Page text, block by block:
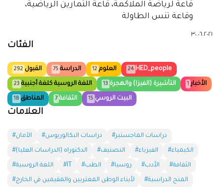
قاعة لرياضة الملاكمة، قاعة التمارين الرياضية،
وقاعة تنس الطاولة
٣٠.٠٦.٢٠٢١
الفئات
القبول 292 الدراسة 75 العلوم 12 HED_people
24
اللغة الروسية كلغة أجنبية 23 التأشيرة (الفيزا) والهجرة 13 الأخبار 1
المناطق 18 الثقافة 7 البيت الروسي 15
العلامات
#الآمان #دراسات البكالوريوس #دراسات الماجستير
#الدكتوراه (الدراسات العليا) #التصنيف #الفيزياء #الكيمياء
#اللغة الروسية #IT #الطب #روسيا #الأدب #الثقافة
#لأبناء الوطن المغتربين والمقيمين في الخارج #المنح الدراسية